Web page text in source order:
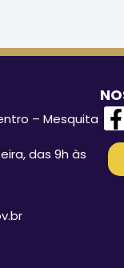
– Mesquita
das 9h às